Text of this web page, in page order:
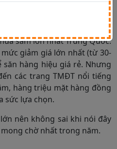
nay đã được 10 năm. Trung
xúc tiến thương mại điện tử
xướng. Cho đến nay, ngày
sắm lớn nhất Trung Quốc.
giảm giá lớn nhất (từ 30-
săn hàng hiệu giá rẻ. Nhưng
các trang TMĐT nổi tiếng
hàng triệu mặt hàng đồng
sức lựa chọn.
nên không sai khi nói đây
chờ nhất trong năm.